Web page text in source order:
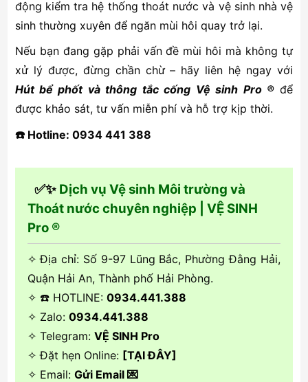
động kiểm tra hệ thống thoát nước và vệ sinh nhà vệ
sinh thường xuyên để ngăn mùi hôi quay trở lại.
Nếu bạn đang gặp phải vấn đề mùi hôi mà không tự
xử lý được, đừng chần chừ – hãy liên hệ ngay với
Hút bể phốt và thông tắc cống Vệ sinh Pro ®để
được khảo sát, tư vấn miễn phí và hỗ trợ kịp thời.
☎️ Hotline: 0934 441 388
✅✨ Dịch vụ Vệ sinh Môi trường và
Thoát nước chuyên nghiệp | VỆ SINH
Pro ®
✧ Địa chỉ: Số 9-97 Lũng Bắc, Phường Đằng Hải,
Quận Hải An, Thành phố Hải Phòng.
✧ ☎️ HOTLINE: 0934.441.388
✧ Zalo: 0934.441.388
✧ Telegram: VỆ SINH Pro
✧ Đặt hẹn Online: [TẠI ĐÂY]
✧ Email: Gửi Email 💌